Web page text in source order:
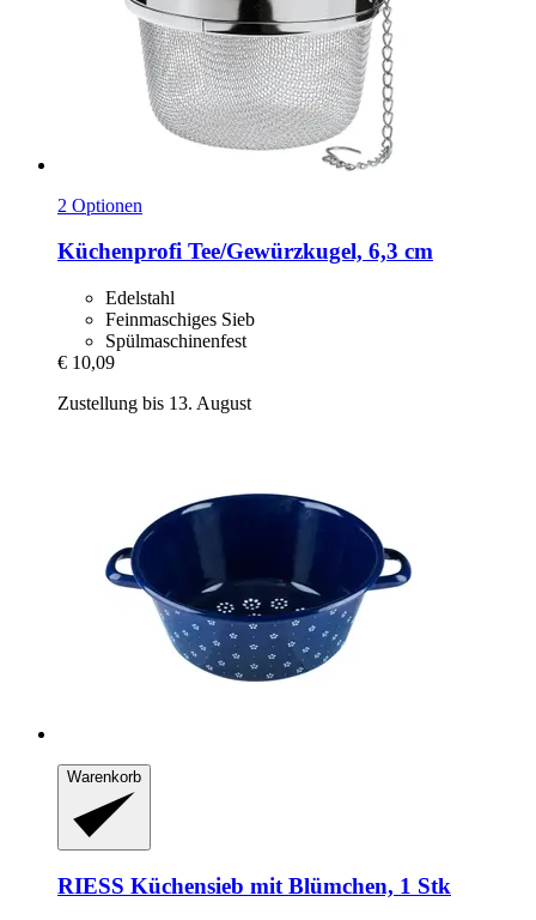
2 Optionen
Küchenprofi Tee/Gewürzkugel, 6,3 cm
Edelstahl
Feinmaschiges Sieb
Spülmaschinenfest
€ 10,09
Zustellung bis 13. August
Warenkorb
RIESS Küchensieb mit Blümchen, 1 Stk